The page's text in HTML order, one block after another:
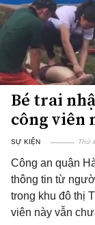
Bé trai
công viên
SỰ KIỆN Thứ
Công an quận
thông tin từ
trong khu đô thị
viên này vẫn